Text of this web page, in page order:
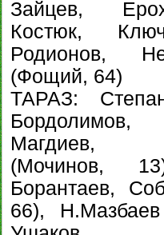
Зайцев,
Костюк,
Родионов,
(Фощий, 64)
ТАРАЗ:
Магдиев,
(Мочинов,
Борантаев,
66),